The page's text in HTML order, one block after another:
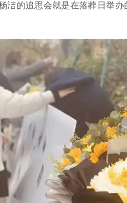
洁的追思会就是在落葬日举